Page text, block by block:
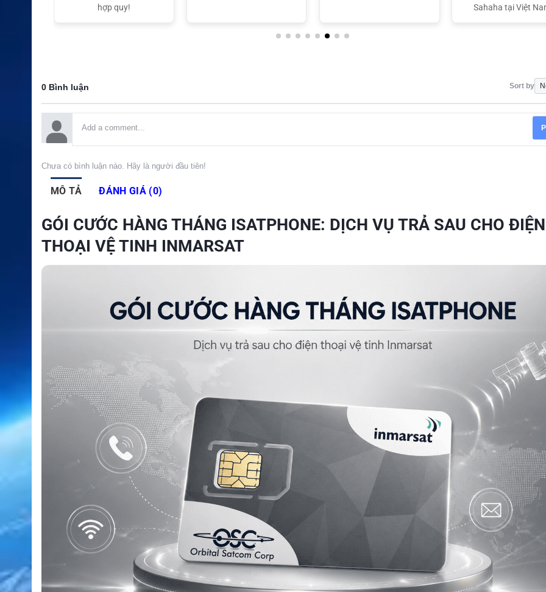
hợp quy!
Sahaha tại Việt
0 Bình luận Sort by
Chưa có bình luận nào. Hãy là người đầu tiên!
MÔ TẢ ĐÁNH GIÁ (0)
GÓI CƯỚC HÀNG THÁNG ISATPHONE: DỊCH VỤ TRẢ SAU CHO ĐIỆN
THOẠI VỆ TINH INMARSAT